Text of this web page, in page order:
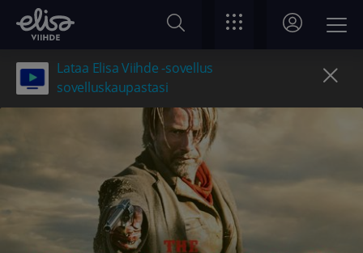
Lataa Elisa Viihde -sovellus
sovelluskaupastasi